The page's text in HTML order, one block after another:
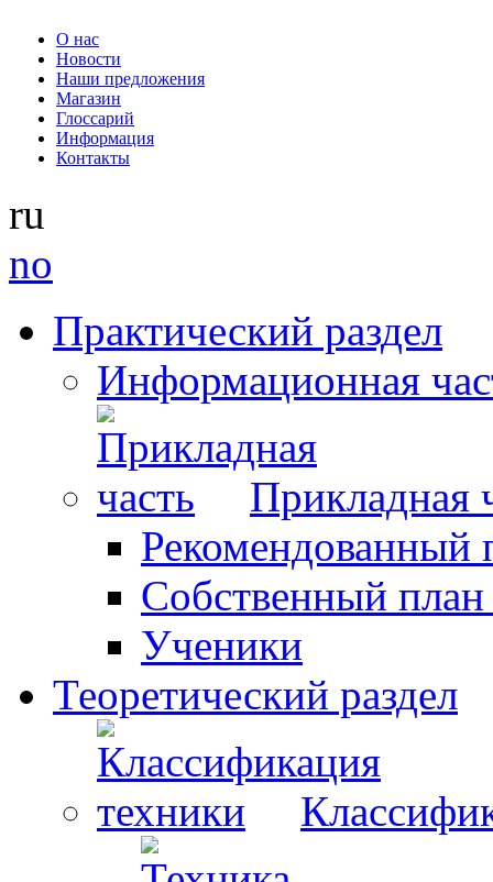
О нас
Новости
Наши предложения
Магазин
Глоссарий
Информация
Контакты
ru
no
Практический раздел
Информационная
Прикладная
Рекомендованный
Собственный
Ученики
Теоретический раздел